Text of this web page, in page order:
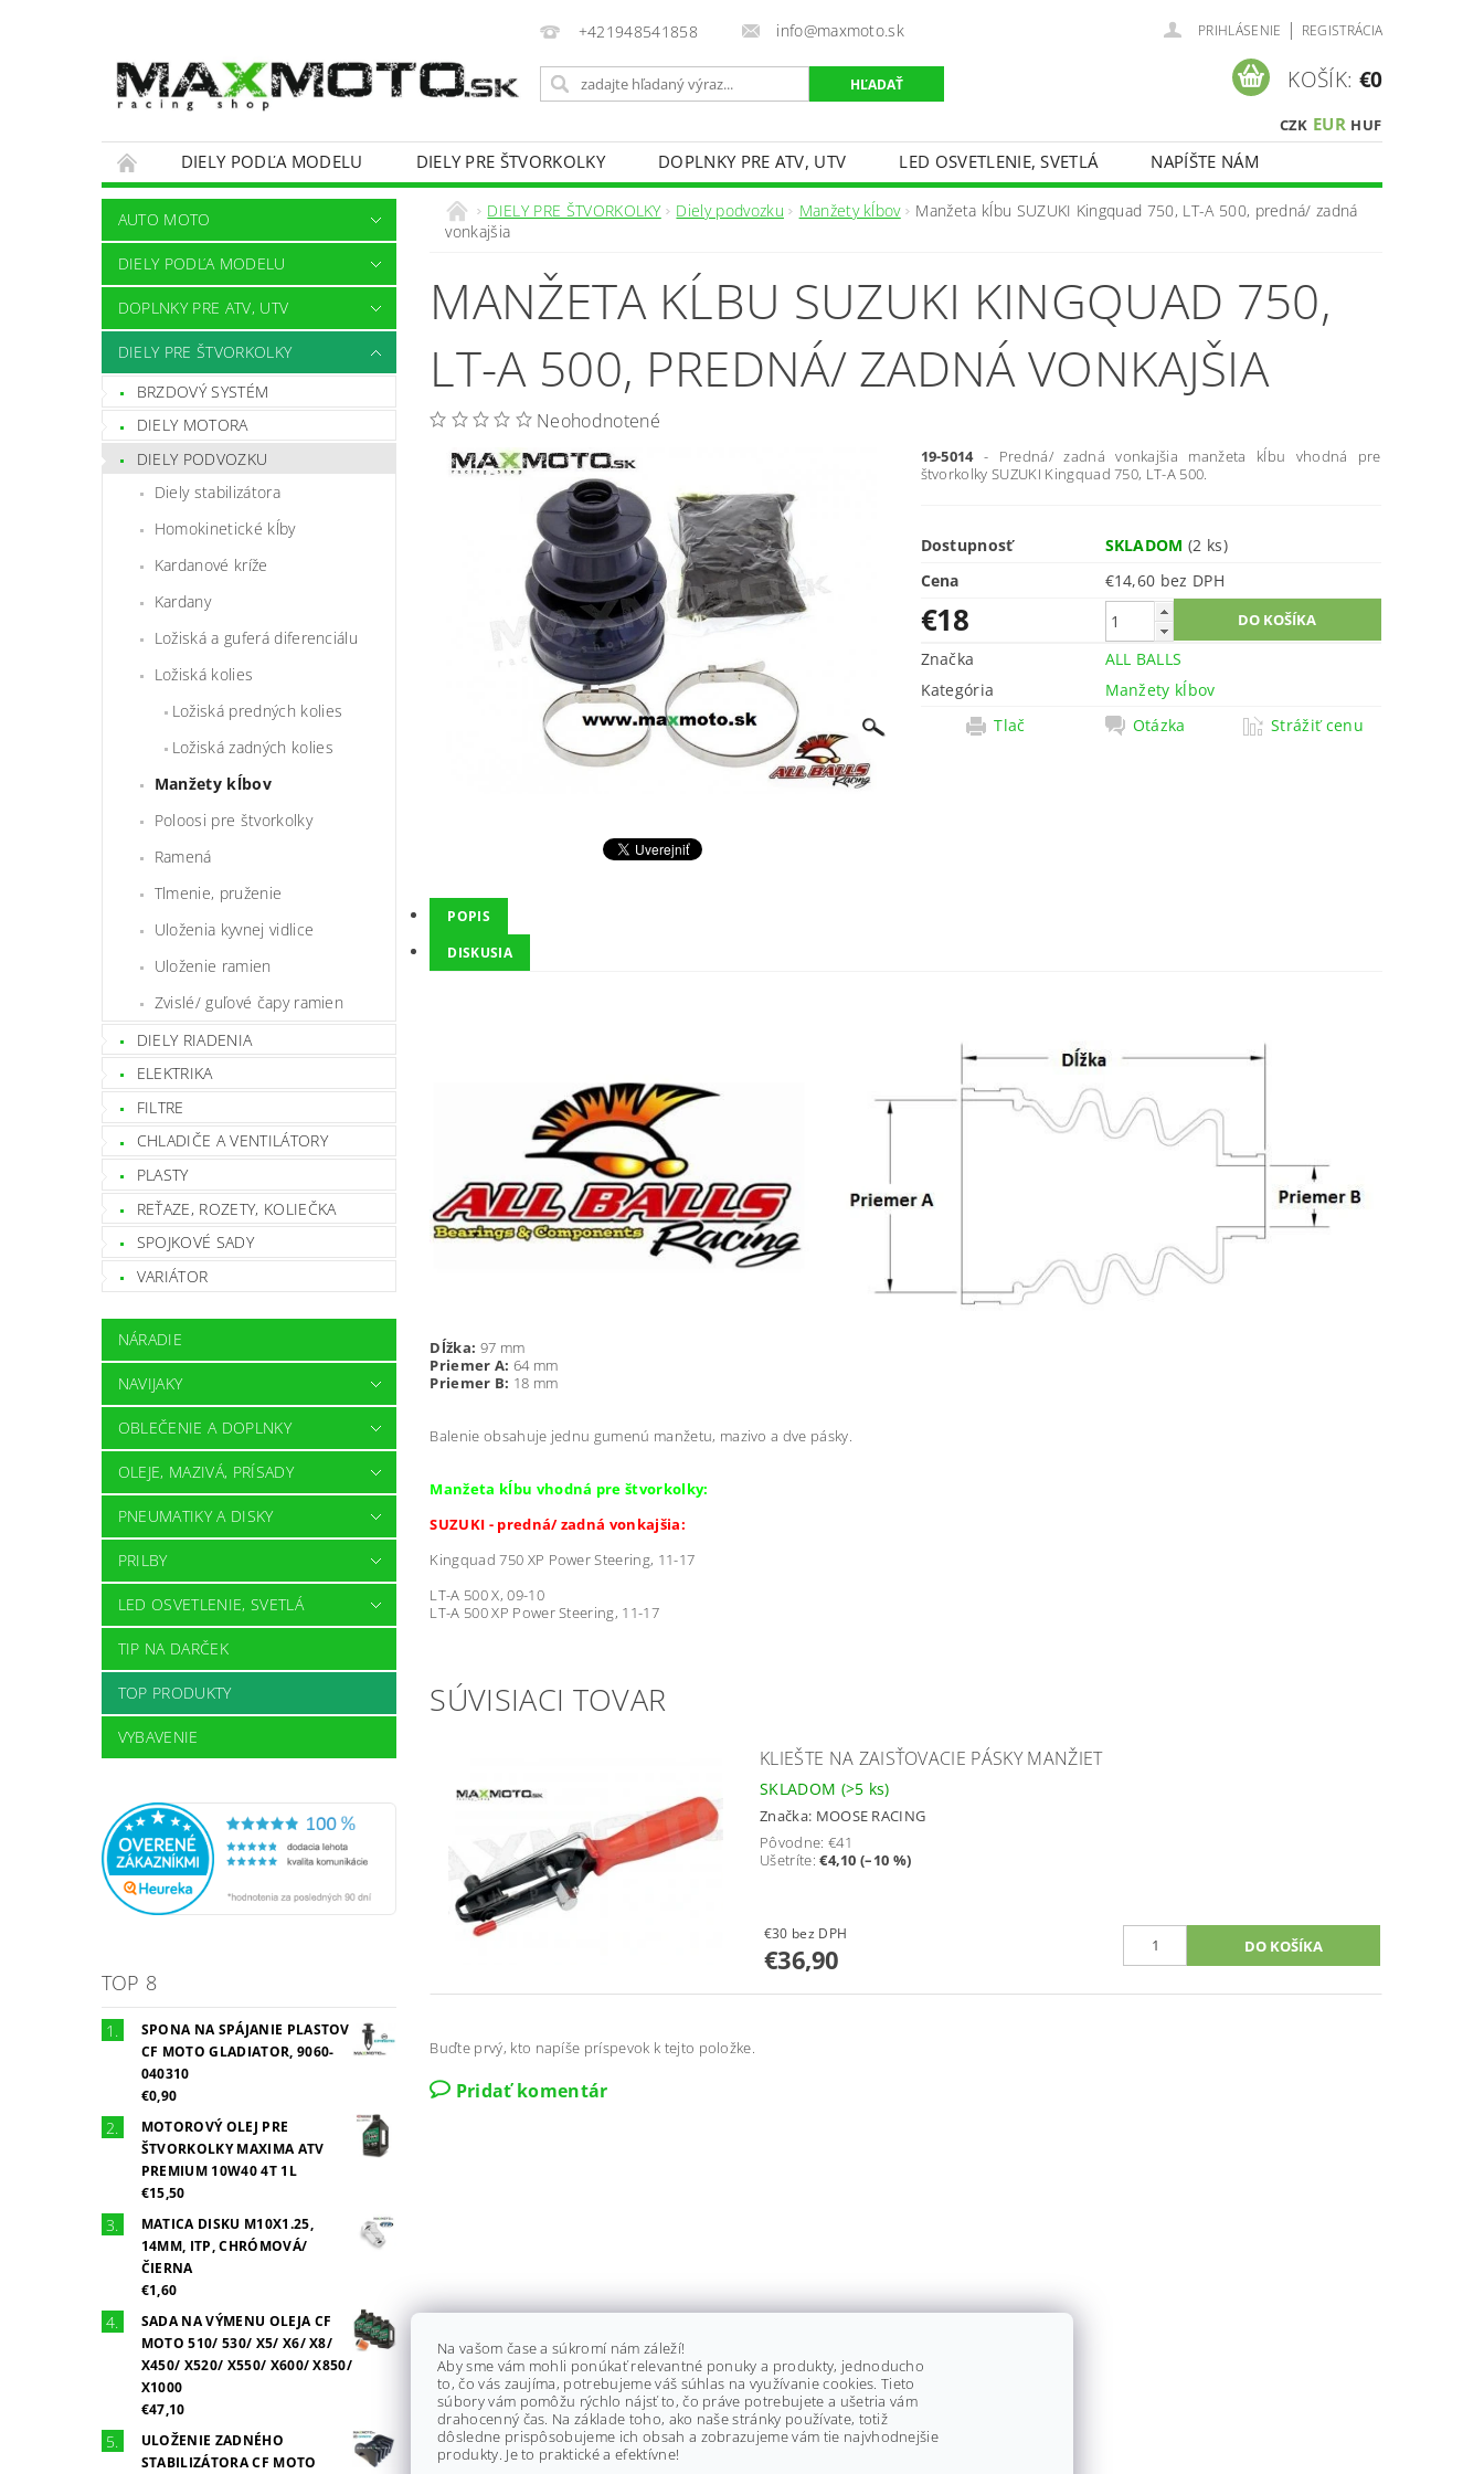
+421948541858 info@maxmoto.sk PRIHLÁSENIE | REGISTRÁCIA
CZK EUR HUF
KOŠÍK: €0
DIELY PODĽA MODELU DIELY PRE ŠTVORKOLKY DOPLNKY PRE ATV, UTV LED OSVETLENIE, SVETLÁ
NAPÍŠTE NÁM
OBCHODNÉ PODMIENKY
KONTAKTY
AUTO MOTO
DIELY PODĽA MODELU
DOPLNKY PRE ATV, UTV
DIELY PRE ŠTVORKOLKY
BRZDOVÝ SYSTÉM
DIELY MOTORA
DIELY PODVOZKU
Diely stabilizátora
Homokinetické kĺby
Kardanové kríže
Kardany
Ložiská a guferá diferenciálu
Ložiská kolies
Ložiská predných kolies
Ložiská zadných kolies
Manžety kĺbov
Poloosi pre štvorkolky
Ramená
Tlmenie, pruženie
Uloženia kyvnej vidlice
Uloženie ramien
Zvislé/ guľové čapy ramien
DIELY RIADENIA
ELEKTRIKA
FILTRE
CHLADIČE A VENTILÁTORY
PLASTY
REŤAZE, ROZETY, KOLIEČKA
SPOJKOVÉ SADY
VARIÁTOR
NÁRADIE
NAVIJAKY
OBLEČENIE A DOPLNKY
OLEJE, MAZIVÁ, PRÍSADY
PNEUMATIKY A DISKY
PRILBY
LED OSVETLENIE, SVETLÁ
TIP NA DARČEK
TOP PRODUKTY
VYBAVENIE
TOP 8
SPONA NA SPÁJANIE PLASTOV
CF MOTO GLADIATOR, 9060-
040310
€0,90
MOTOROVÝ OLEJ PRE
ŠTVORKOLKY MAXIMA ATV
PREMIUM 10W40 4T 1L
€15,50
MATICA DISKU M10X1.25,
14MM, ITP, CHRÓMOVÁ/
ČIERNA
€1,60
SADA NA VÝMENU OLEJA CF
MOTO 510/ 530/ X5/ X6/ X8/
X450/ X520/ X550/ X600/ X850/
X1000
€47,10
ULOŽENIE ZADNÉHO
STABILIZÁTORA CF MOTO
DIELY PRE ŠTVORKOLKY Diely podvozku Manžety kĺbov
Manžeta kĺbu SUZUKI Kingquad 750, LT-A 500, predná/ zadná
vonkajšia
MANŽETA KĹBU SUZUKI KINGQUAD 750,
LT-A 500, PREDNÁ/ ZADNÁ VONKAJŠIA
Neohodnotené
19-5014- Predná/ zadná vonkajšia manžeta kĺbu vhodná pre
štvorkolky SUZUKI Kingquad 750, LT-A 500.
Dostupnosť SKLADOM(2 ks)
Cena
€14,60 bez DPH
€18
Značka
ALL BALLS
Kategória
Manžety kĺbov
Tlač
Otázka Strážiť cenu
POPIS
DISKUSIA
Dĺžka: 97 mm
Priemer A: 64 mm
Priemer B: 18 mm
Balenie obsahuje jednu gumenú manžetu, mazivo a dve pásky.
Manžeta kĺbu vhodná pre štvorkolky:
SUZUKI - predná/ zadná vonkajšia:
Kingquad 750 XP Power Steering, 11-17
LT-A 500 X, 09-10
LT-A 500 XP Power Steering, 11-17
SÚVISIACI TOVAR
KLIEŠTE NA ZAISŤOVACIE PÁSKY MANŽIET
SKLADOM (>5 ks)
Značka: MOOSE RACING
Pôvodne: €41
Ušetríte:€4,10 (–10 %)
€30 bez DPH
€36,90
Buďte prvý, kto napíše príspevok k tejto položke.
Pridať komentár
Na vašom čase a súkromí nám záleží!
Aby sme vám mohli ponúkať relevantné ponuky a produkty, jednoducho
to, čo vás zaujíma, potrebujeme váš súhlas na využívanie cookies. Tieto
súbory vám pomôžu rýchlo nájsť to, čo práve potrebujete a ušetria vám
drahocenný čas. Na základe toho, ako naše stránky používate, totiž
dôsledne prispôsobujeme ich obsah a zobrazujeme vám tie najvhodnejšie
produkty. Je to praktické a efektívne!